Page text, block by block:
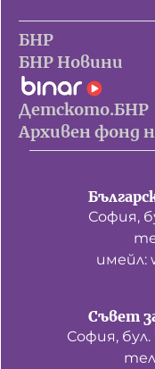
БНР
БНР Новини
Детското.БНР
Архивен фонд
София,
имейл:
Съвет
София,